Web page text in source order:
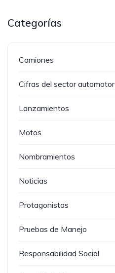
Categorías
Camiones
Cifras del sector automotor
Lanzamientos
Motos
Nombramientos
Noticias
Protagonistas
Pruebas de Manejo
Responsabilidad Social